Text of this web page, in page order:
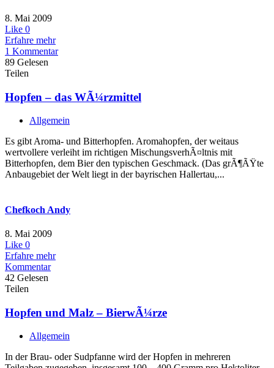
8. Mai 2009
Like 0
Erfahre mehr
1 Kommentar
89 Gelesen
Teilen
Hopfen – das WÃ¼rzmittel
Allgemein
Es gibt Aroma- und Bitterhopfen. Aromahopfen, der weitaus
wertvollere verleiht im richtigen MischungsverhÃ¤ltnis mit
Bitterhopfen, dem Bier den typischen Geschmack. (Das grÃ¶ÃŸte
Anbaugebiet der Welt liegt in der bayrischen Hallertau,...
Chefkoch Andy
8. Mai 2009
Like 0
Erfahre mehr
Kommentar
42 Gelesen
Teilen
Hopfen und Malz – BierwÃ¼rze
Allgemein
In der Brau- oder Sudpfanne wird der Hopfen in mehreren